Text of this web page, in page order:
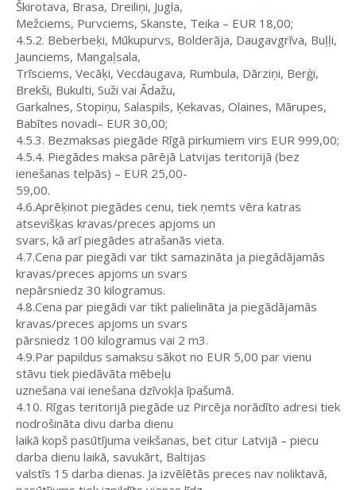
Škirotava, Brasa, Dreiliņi, Jugla,
Mežciems, Purvciems, Skanste, Teika – EUR 18,00;
4.5.2. Beberbeķi, Mūkupurvs, Bolderāja, Daugavgrīva, Buļļi,
Jaunciems, Mangaļsala,
Trīsciems, Vecāķi, Vecdaugava, Rumbula, Dārziņi, Berģi,
Brekši, Bukulti, Suži vai Ādažu,
Garkalnes, Stopiņu, Salaspils, Ķekavas, Olaines, Mārupes,
Babītes novadi– EUR 30,00;
4.5.3. Bezmaksas piegāde Rīgā pirkumiem virs EUR 999,00;
4.5.4. Piegādes maksa pārējā Latvijas teritorijā (bez
ienešanas telpās) – EUR 25,00-
59,00.
4.6.Aprēķinot piegādes cenu, tiek ņemts vēra katras
atsevišķas kravas/preces apjoms un
svars, kā arī piegādes atrašanās vieta.
4.7.Cena par piegādi var tikt samazināta ja piegādājamās
kravas/preces apjoms un svars
nepārsniedz 30 kilogramus.
4.8.Cena par piegādi var tikt palielināta ja piegādājamās
kravas/preces apjoms un svars
pārsniedz 100 kilogramus vai 2 m3.
4.9.Par papildus samaksu sākot no EUR 5,00 par vienu
stāvu tiek piedāvāta mēbeļu
uznešana vai ienešana dzīvokļa īpašumā.
4.10. Rīgas teritorijā piegāde uz Pircēja norādīto adresi tiek
nodrošināta divu darba dienu
laikā kopš pasūtījuma veikšanas, bet citur Latvijā – piecu
darba dienu laikā, savukārt, Baltijas
valstīs 15 darba dienas. Ja izvēlētās preces nav noliktavā,